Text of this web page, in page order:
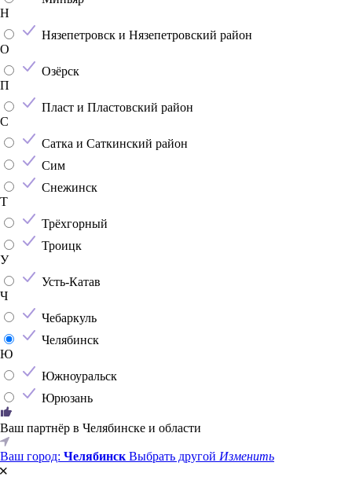
Н
Нязепетровск и Нязепетровский район
О
Озёрск
П
Пласт и Пластовский район
С
Сатка и Саткинский район
Сим
Снежинск
Т
Трёхгорный
Троицк
У
Усть-Катав
Ч
Чебаркуль
Челябинск
Ю
Южноуральск
Юрюзань
Ваш партнёр в Челябинске и области
Ваш город: Челябинск Выбрать другой Изменить